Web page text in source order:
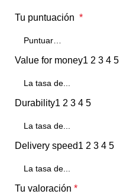
Tu puntuación *
Value for money1 2 3 4 5
Durability1 2 3 4 5
Delivery speed1 2 3 4 5
Tu valoración *